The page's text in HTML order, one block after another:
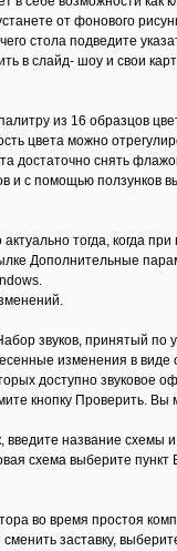
от фонового
стола подведите
в слайд- шоу и свои
из 16 образцов
цвета можно
достаточно снять
и с помощью ползунков
тогда, когда
Дополнительные
звуков, принятый по
изменения в
доступно звуковое
кнопку Проверить. Вы
введите название схемы
схема выберите пункт
во время простоя
заставку,